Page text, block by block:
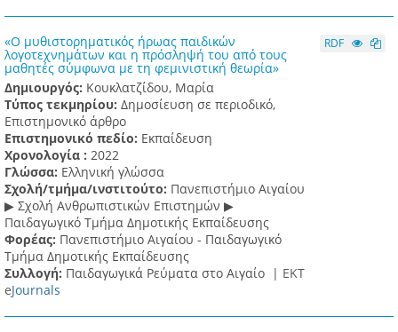
«Ο μυθιστορηματικός ήρωας παιδικών
λογοτεχνημάτων και η πρόσληψή του από τους
μαθητές σύμφωνα με τη φεμινιστική θεωρία»
Δημιουργός: Κουκλατζίδου, Μαρία
Τύπος τεκμηρίου: Δημοσίευση σε περιοδικό,
Επιστημονικό άρθρο
Επιστημονικό πεδίο: Εκπαίδευση
Χρονολογία : 2022
Γλώσσα: Ελληνική γλώσσα
Σχολή/τμήμα/ινστιτούτο: Πανεπιστήμιο Αιγαίου
▶ Σχολή Ανθρωπιστικών Επιστημών ▶
Παιδαγωγικό Τμήμα Δημοτικής Εκπαίδευσης
Φορέας: Πανεπιστήμιο Αιγαίου - Παιδαγωγικό
Τμήμα Δημοτικής Εκπαίδευσης
Συλλογή: Παιδαγωγικά Ρεύματα στο Αιγαίο | ΕΚΤ
eJournals
RDF